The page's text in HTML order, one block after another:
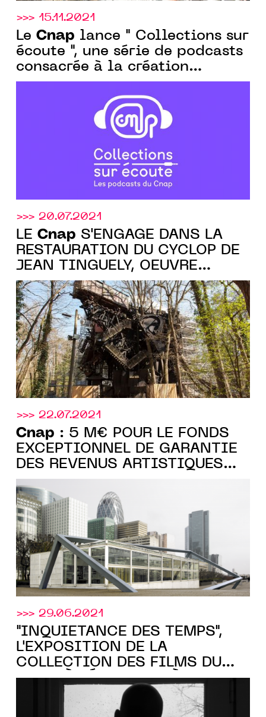
>>> 15.11.2021
Le Cnap lance " Collections sur
écoute ", une série de podcasts
consacrée à la création
artistique d'aujourd'hui et de
>>> 20.07.2021
LE Cnap S'ENGAGE DANS LA
RESTAURATION DU CYCLOP DE
JEAN TINGUELY, OEUVRE
MONUMENTALE EN PLEIN
COEUR DE MILLY-LA-FORET
>>> 22.07.2021
Cnap : 5 M€ POUR LE FONDS
EXCEPTIONNEL DE GARANTIE
DES REVENUS ARTISTIQUES
DES ARTISTES-AUTEURS DU
CHAMP DES ARTS VISUELS
>>> 29.06.2021
"INQUIÉTANCE DES TEMPS",
L'EXPOSITION DE LA
COLLECTION DES FILMS DU
Cnap, À DÉCOUVRIR À L'ABBAYE
DE MAUBUISSON JUSQU'AU 29
AOÛT 2021